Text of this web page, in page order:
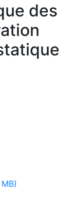
des